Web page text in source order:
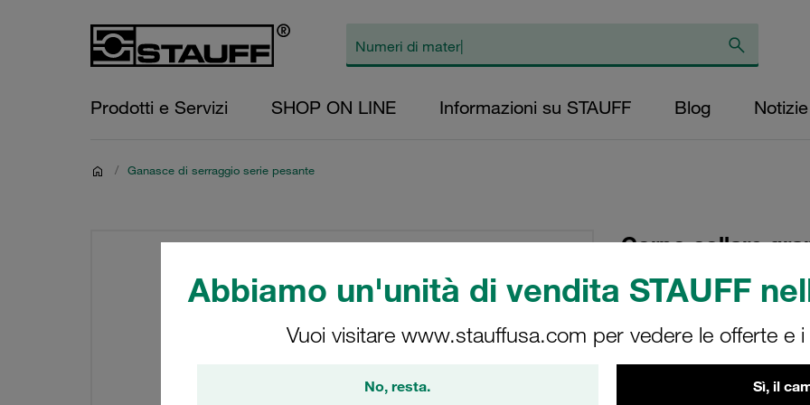
Abbiamo un'unità di vendita STAUFF
Vuoi visitare www.stauffusa.com per vedere le offerte e i
No, resta. Sì, il
Prodotti e Servizi SHOP ON LINE Informazioni su STAUFF Blog Notizie
/ Ganasce di serraggio serie pesante
Corpo collare
pesante doppia
tensione iniziale
esagonale